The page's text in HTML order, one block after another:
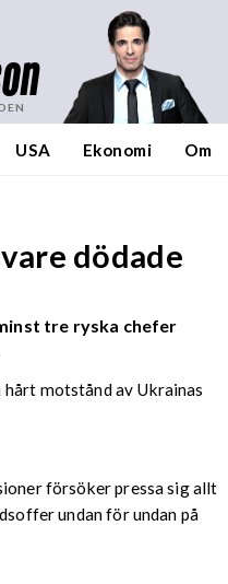
USA Ekonomi Om
dödade
tre ryska chefer
hårt motstånd av Ukrainas
försöker pressa sig allt
undan för undan på